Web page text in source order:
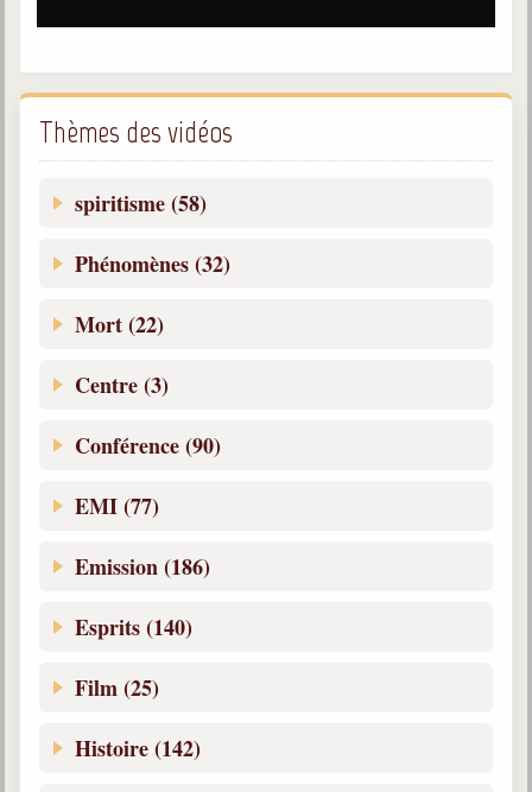
Médias spirites
@
Thèmes des vidéos
spiritisme (58)
Phénomènes (32)
Mort (22)
Centre (3)
Conférence (90)
EMI (77)
Emission (186)
Esprits (140)
Film (25)
Histoire (142)